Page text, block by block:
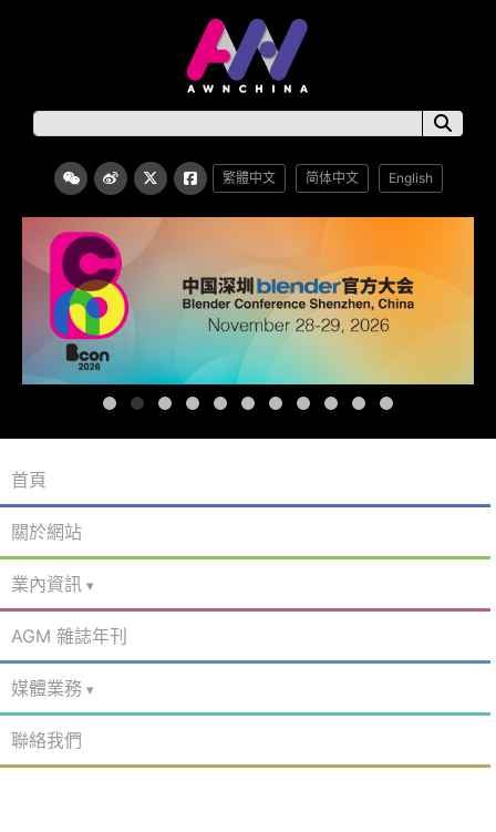
繁體中文 简体中文 English
首頁
關於網站
業內資訊
AGM 雜誌年刊
媒體業務
聯絡我們